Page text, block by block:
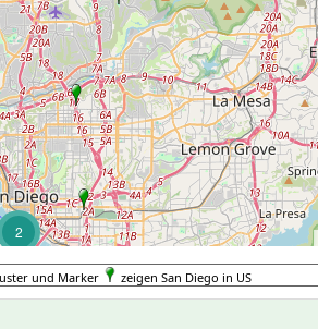
2
und Marker zeigen San Diego in US